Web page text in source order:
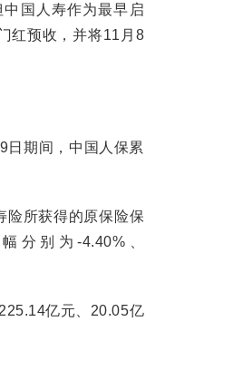
国人寿作为最早启
红预收，并将11月8
期间，中国人保累
所获得的原保险保
分别为-4.40%、
亿元、20.05亿